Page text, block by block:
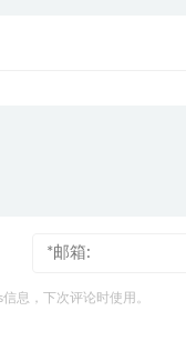
息，下次评论时使用。